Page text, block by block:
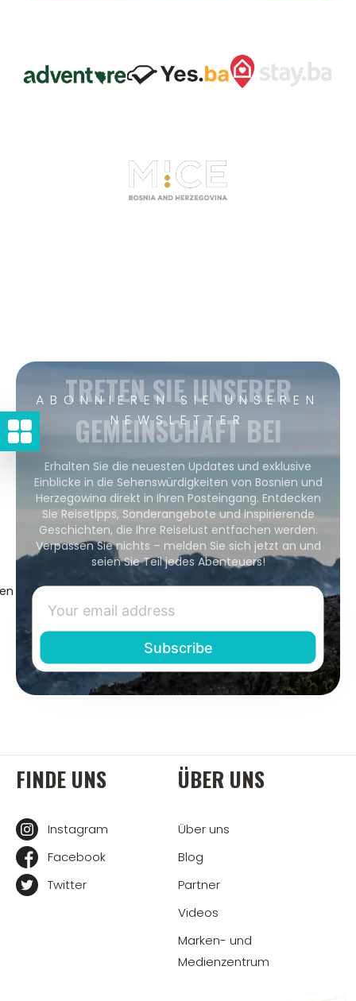
ABONNIEREN SIE UNSEREN
NEWSLETTER
TRETEN SIE UNSERER
GEMEINSCHAFT BEI
Erhalten Sie die neuesten Updates und exklusive
Einblicke in die Sehenswürdigkeiten von Bosnien und
Herzegowina direkt in Ihren Posteingang. Entdecken
Sie Reisetipps, Sonderangebote und inspirierende
Geschichten, die Ihre Reiselust entfachen werden.
Verpassen Sie nichts – melden Sie sich jetzt an und
seien Sie Teil jedes Abenteuers!
FINDE UNS
Instagram
Facebook
Twitter
ÜBER UNS
Über uns
Blog
Partner
Videos
Marken- und
Medienzentrum